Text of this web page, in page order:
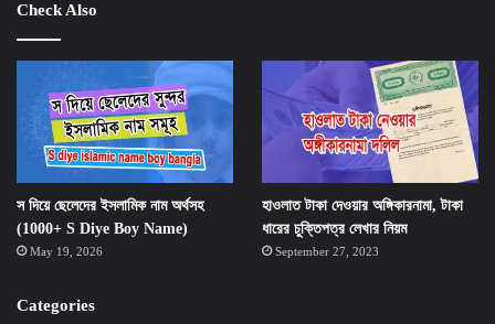
Check Also
স দিয়ে ছেলেদের ইসলামিক নাম অর্থসহ
(1000+ S Diye Boy Name)
May 19, 2026
হাওলাত টাকা দেওয়ার অঙ্গিকারনামা, টাকা
ধারের চুক্তিপত্র লেখার নিয়ম
September 27, 2023
Categories